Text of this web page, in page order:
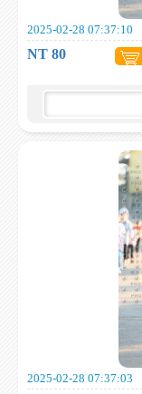
2025-02-28 07:37:10
NT 80
2025-02-28 07:37:03